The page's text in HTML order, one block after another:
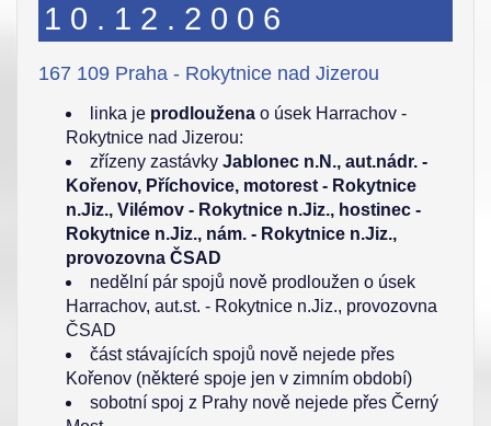
10.12.2006
167 109 Praha - Rokytnice nad Jizerou
linka je prodloužena o úsek Harrachov -
Rokytnice nad Jizerou:
zřízeny zastávky Jablonec n.N., aut.nádr. -
Kořenov, Příchovice, motorest - Rokytnice
n.Jiz., Vilémov - Rokytnice n.Jiz., hostinec -
Rokytnice n.Jiz., nám. - Rokytnice n.Jiz.,
provozovna ČSAD
nedělní pár spojů nově prodloužen o úsek
Harrachov, aut.st. - Rokytnice n.Jiz., provozovna
ČSAD
část stávajících spojů nově nejede přes
Kořenov (některé spoje jen v zimním období)
sobotní spoj z Prahy nově nejede přes Černý